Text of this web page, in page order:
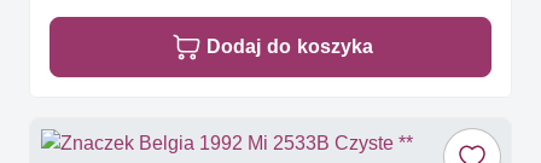
Dodaj do koszyka